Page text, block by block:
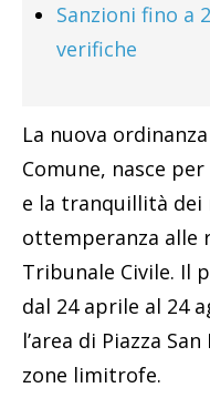
Sanzioni fino a
verifiche
La nuova
Comune, nasce
e la tranquillità dei
ottemperanza alle
Tribunale Civile. Il
dal 24 aprile al 24
l’area di Piazza
zone limitrofe.